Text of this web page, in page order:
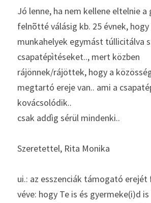
Jó lenne, ha nem kellene eltelnie
felnõtté válásig kb. 25 évnek, hogy
munkahelyek egymást túllicitálva
csapatépìtéseket.., mert közben
rájönnek/rájöttek, hogy a
megtartó ereje van.. ami a
kovácsolódik..
csak addìg sérül mindenki..
Szeretettel, Rita Monika
ui.: az esszenciák támogató
véve: hogy Te is és gyermeke(i)d